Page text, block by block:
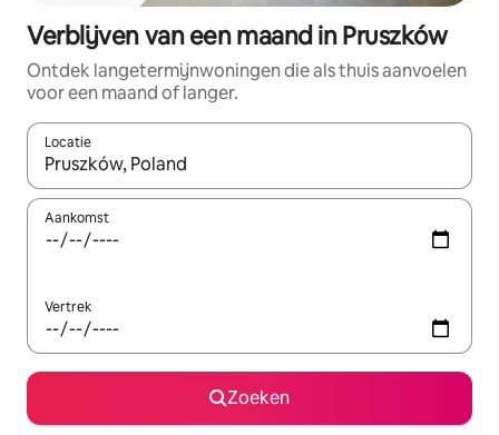
Verblijven van een maand in Pruszków
Ontdek langetermijnwoningen die als thuis aanvoelen
voor een maand of langer.
Locatie
Wanneer er resultaten beschikbaar zijn, maak je een keuze
Aankomst
Vertrek
Zoeken